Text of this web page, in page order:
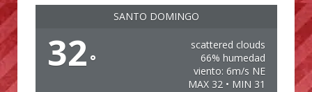
SANTO DOMINGO
32 °
scattered clouds
66% humedad
viento: 6m/s NE
MAX 32 • MIN 31